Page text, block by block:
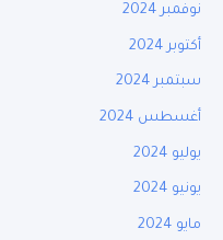
نوفمبر 2024
أكتوبر 2024
سبتمبر 2024
أغسطس 2024
يوليو 2024
يونيو 2024
مايو 2024